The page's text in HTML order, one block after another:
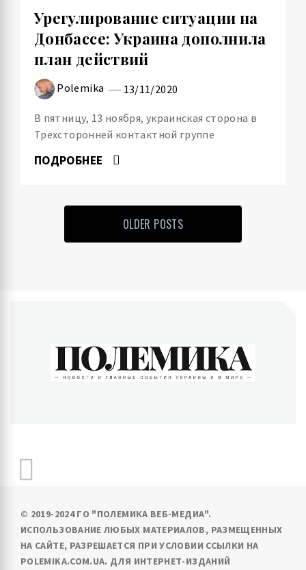
Урегулирование ситуации на
Донбассе: Украина дополнила
план действий
Polemika 13/11/2020
В пятницу, 13 ноября, украинская сторона в
Трехсторонней контактной группе
ПОДРОБНЕЕ
OLDER POSTS
© 2019-2024 ГО "ПОЛЕМИКА ВЕБ-МЕДИА".
ИСПОЛЬЗОВАНИЕ ЛЮБЫХ МАТЕРИАЛОВ, РАЗМЕЩЕННЫХ
НА САЙТЕ, РАЗРЕШАЕТСЯ ПРИ УСЛОВИИ ССЫЛКИ НА
POLEMIKA.COM.UA. ДЛЯ ИНТЕРНЕТ-ИЗДАНИЙ